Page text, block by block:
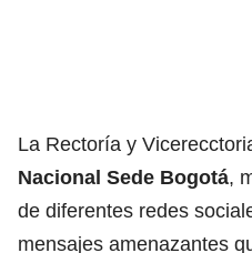
La Rectoría y
Nacional Sede Bogotá,
de diferentes redes
mensajes amenazantes